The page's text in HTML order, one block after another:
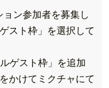
ョン参加者を募集し
スト枠」を選択して
ゲスト枠」を追加
かけてミクチャにて